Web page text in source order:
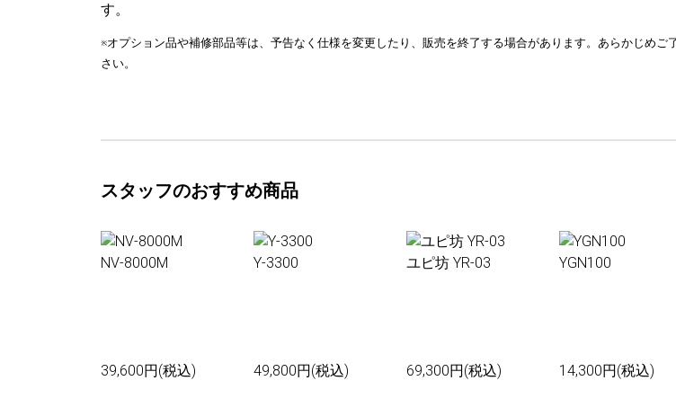
す。
※オプション品や補修部品等は、予告なく仕様を変更したり、販売を終了する場合があります。あらかじめご
さい。
スタッフのおすすめ商品
NV-8000M
39,600円(税込)
Y-3300
49,800円(税込)
ユピ坊 YR-03
69,300円(税込)
YGN100
14,300円(税込)